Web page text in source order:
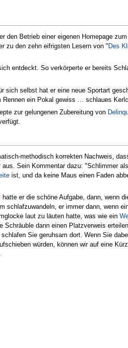
den Betrieb einer eigenen Homepage
zu den zehn eifrigsten Lesern von "Des
entdeckt. So verkörperte er bereits
sich selbst hat er eine neue Sportart
Rennen ein Pokal gewiss … schlaues
zur gelungenen Zubereitung von
methodisch korrekten Nachweis,
aus. Sein Kommentar dazu: "Schlimmer
ist, und da keine Maus einen Faden
hatte er die schöne Aufgabe, dann, wenn
schlafzuwandeln, er immer dann, wenn
laut zu läuten hatte, was wie ein
dann einen Platzverweis
Sie geruhsam dort. Wenn Sie
würden, können wir auf eine